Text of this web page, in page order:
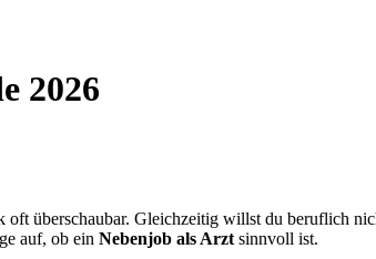
2026
überschaubar. Gleichzeitig willst du beruflich
auf, ob ein Nebenjob als Arzt sinnvoll ist.